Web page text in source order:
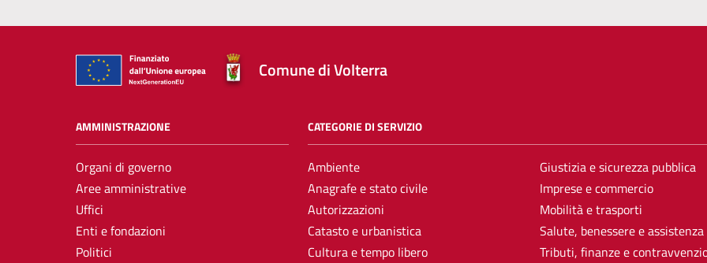
Comune di Volterra
AMMINISTRAZIONE
Organi di governo
Aree amministrative
Uffici
Enti e fondazioni
Politici
CATEGORIE DI SERVIZIO
Ambiente
Anagrafe e stato civile
Autorizzazioni
Catasto e urbanistica
Cultura e tempo libero
Giustizia e sicurezza pubblica
Imprese e commercio
Mobilità e trasporti
Salute, benessere e assistenza
Tributi, finanze e